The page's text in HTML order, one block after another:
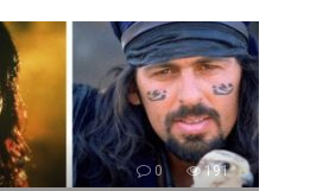
0 191